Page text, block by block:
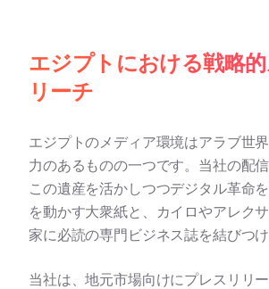
エジプトにおける戦略
リーチ
エジプトのメディア環境はアラブ世
力のあるものの一つです。当社の配
この遺産を活かしつつデジタル革命
を動かす大衆紙と、カイロやアレク
家に必読の専門ビジネス誌を結びつけ
当社は、地元市場向けにプレスリリー